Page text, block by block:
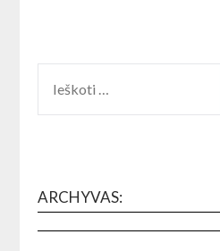
ARCHYVAS: